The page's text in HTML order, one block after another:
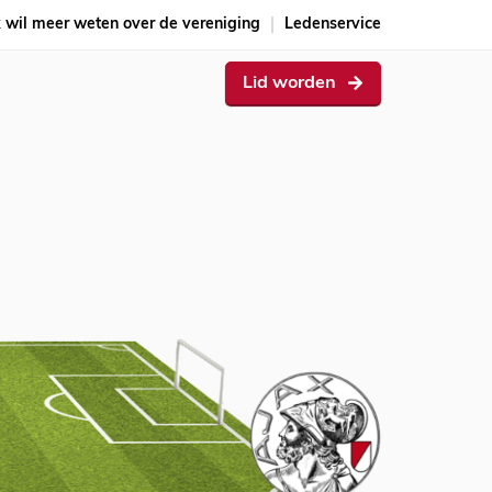
wil meer weten over de vereniging Ledenservice
Lid worden